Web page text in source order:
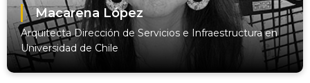
Macarena López
Arquitecta Dirección de Servicios e Infraestructura en
Universidad de Chile